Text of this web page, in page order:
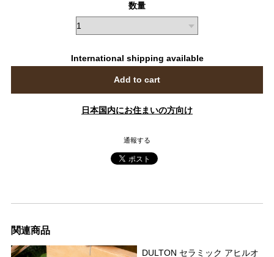
数量
International shipping available
Add to cart
日本国内にお住まいの方向け
通報する
関連商品
DULTON セラミック アヒルオ